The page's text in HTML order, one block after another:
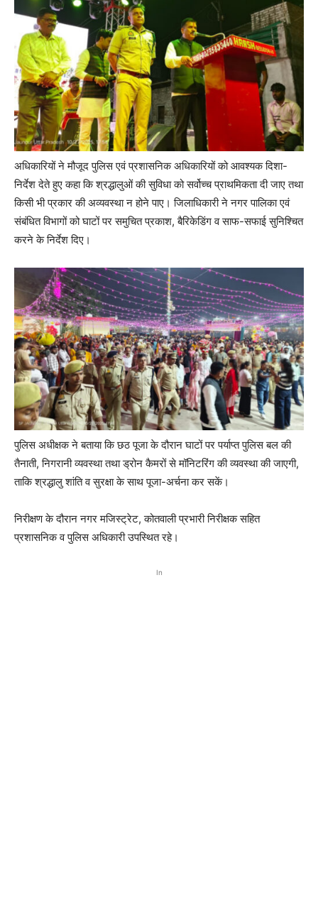
अधिकारियों ने मौजूद पुलिस एवं प्रशासनिक अधिकारियों को आवश्यक दिशा-
निर्देश देते हुए कहा कि श्रद्धालुओं की सुविधा को सर्वोच्च प्राथमिकता दी जाए तथा
किसी भी प्रकार की अव्यवस्था न होने पाए। जिलाधिकारी ने नगर पालिका एवं
संबंधित विभागों को घाटों पर समुचित प्रकाश, बैरिकेडिंग व साफ-सफाई सुनिश्चित
करने के निर्देश दिए।
पुलिस अधीक्षक ने बताया कि छठ पूजा के दौरान घाटों पर पर्याप्त पुलिस बल की
तैनाती, निगरानी व्यवस्था तथा ड्रोन कैमरों से मॉनिटरिंग की व्यवस्था की जाएगी,
ताकि श्रद्धालु शांति व सुरक्षा के साथ पूजा-अर्चना कर सकें।
निरीक्षण के दौरान नगर मजिस्ट्रेट, कोतवाली प्रभारी निरीक्षक सहित
प्रशासनिक व पुलिस अधिकारी उपस्थित रहे।
In